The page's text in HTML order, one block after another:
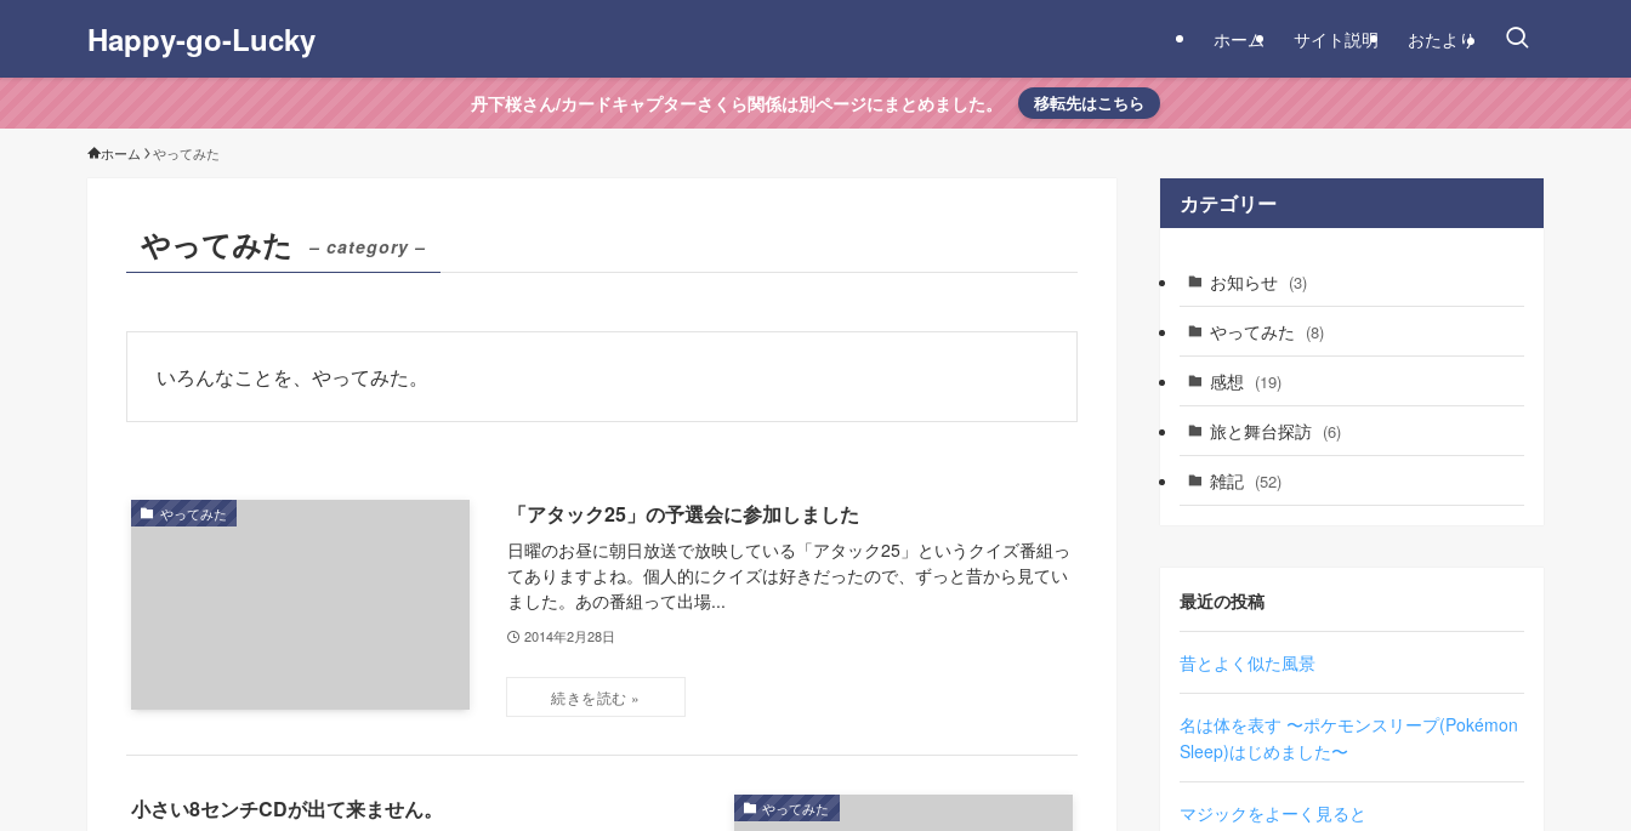
Happy-go-Lucky ホーム サイト説明 おたより
丹下桜さん/カードキャプターさくら関係は別ページにまとめました。 移転先はこちら
ホーム やってみた
やってみた – category –
いろんなことを、やってみた。
やってみた 「アタック25」の予選会に参加しました
日曜のお昼に朝日放送で放映している「アタック25」というクイズ番組っ
てありますよね。個人的にクイズは好きだったので、ずっと昔から見てい
ました。あの番組って出場...
2014年2月28日
やってみた
小さい8センチCDが出て来ません。
カテゴリー
お知らせ (3)
やってみた (8)
感想 (19)
旅と舞台探訪 (6)
雑記 (52)
最近の投稿
昔とよく似た風景
名は体を表す 〜ポケモンスリープ(Pokémon
Sleep)はじめました〜
マジックをよーく見ると